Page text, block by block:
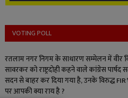
VOTING POLL
रतलाम नगर निगम के साधारण सम्मेलन में वीर
सावरकर को राष्ट्रदोही कहने वाले कांग्रेस
सदन से बाहर कर दिया गया है, उनके विरुद्ध FIR
पर आपकी क्या राय है ?